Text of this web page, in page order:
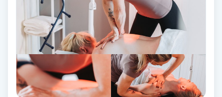
IPL hårborttagning
IR-massage